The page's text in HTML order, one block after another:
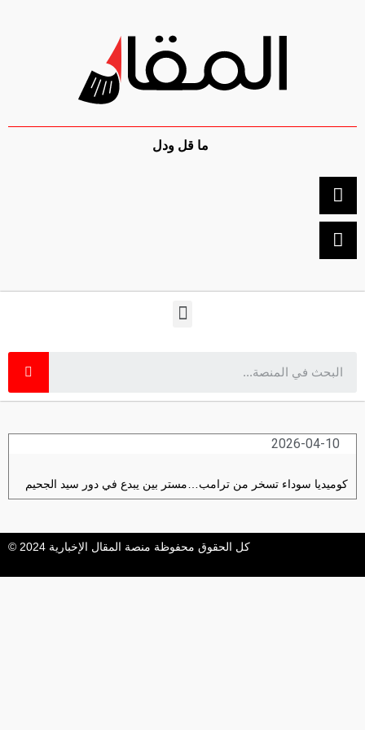
ما قل ودل
2026-04-10
كوميديا سوداء تسخر من ترامب…مستر بين يبدع في دور سيد الجحيم
كل الحقوق محفوظة منصة المقال الإخبارية 2024 ©